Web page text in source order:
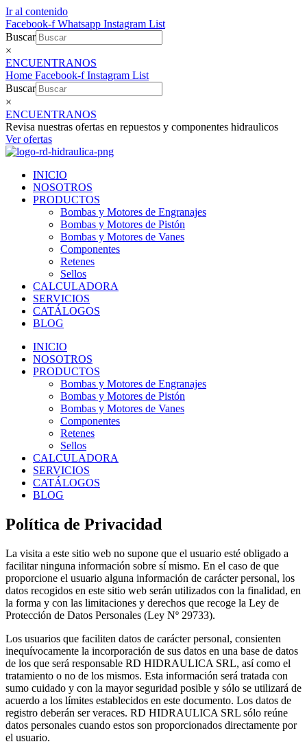
Ir al contenido
Facebook-f Whatsapp Instagram List
Buscar
×
ENCUENTRANOS
Home Facebook-f Instagram List
Buscar
×
ENCUENTRANOS
Revisa nuestras ofertas en repuestos y componentes hidraulicos
Ver ofertas
INICIO
NOSOTROS
PRODUCTOS
Bombas y Motores de Engranajes
Bombas y Motores de Pistón
Bombas y Motores de Vanes
Componentes
Retenes
Sellos
CALCULADORA
SERVICIOS
CATÁLOGOS
BLOG
INICIO
NOSOTROS
PRODUCTOS
Bombas y Motores de Engranajes
Bombas y Motores de Pistón
Bombas y Motores de Vanes
Componentes
Retenes
Sellos
CALCULADORA
SERVICIOS
CATÁLOGOS
BLOG
Política de Privacidad
La visita a este sitio web no supone que el usuario esté obligado a
facilitar ninguna información sobre sí mismo. En el caso de que
proporcione el usuario alguna información de carácter personal, los
datos recogidos en este sitio web serán utilizados con la finalidad, en
la forma y con las limitaciones y derechos que recoge la Ley de
Protección de Datos Personales (Ley Nº 29733).
Los usuarios que faciliten datos de carácter personal, consienten
inequívocamente la incorporación de sus datos en una base de datos
de los que será responsable RD HIDRAULICA SRL, así como el
tratamiento o no de los mismos. Esta información será tratada con
sumo cuidado y con la mayor seguridad posible y sólo se utilizará de
acuerdo a los límites establecidos en este documento. Los datos de
registro deberán ser veraces. RD HIDRAULICA SRL sólo reúne
datos personales cuando estos son proporcionados directamente por
el usuario.